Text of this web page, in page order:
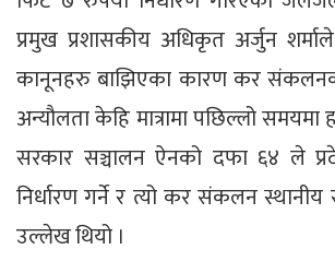
प्रमुख प्रशासकीय अधिकृत अर्जुन
कानूनहरु बाझिएका कारण कर
अन्यौलता केहि मात्रामा पछिल्लो
सरकार सञ्चालन ऐनको दफा ६४ ले
निर्धारण गर्ने र त्यो कर संकलन
उल्लेख थियो ।